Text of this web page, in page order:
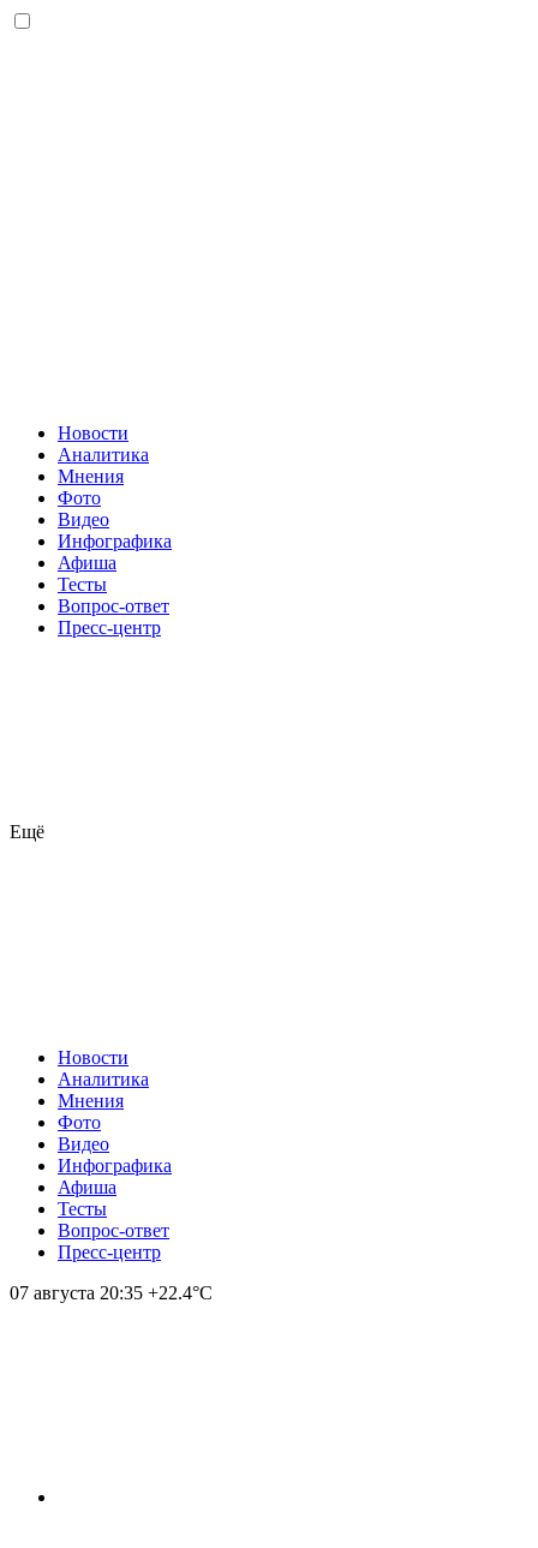
Новости
Аналитика
Мнения
Фото
Видео
Инфографика
Афиша
Тесты
Вопрос-ответ
Пресс-центр
Ещё
Новости
Аналитика
Мнения
Фото
Видео
Инфографика
Афиша
Тесты
Вопрос-ответ
Пресс-центр
07 августа 20:35 +22.4°С